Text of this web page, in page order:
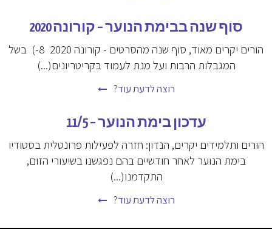
סוף שנה בבימת הנוער – קורונה 2020
הורים יקרים מאוד, סוף שנה מהסרטים - קורונה 2020 8-) בשל
המגבלות הרבות ועל מנת לעמוד בקריטריונים(...)
רוצה לדעת עוד?
עדכון בימת הנוער – 11/5
הורים ותלמידים יקרים, הנדון: חזרה לפעילות פרונטלית בסטודיו
בימת הנוער לאחר חודשיים בהם נפגשנו בשיעורי הזום,
התקדמנו(...)
רוצה לדעת עוד?